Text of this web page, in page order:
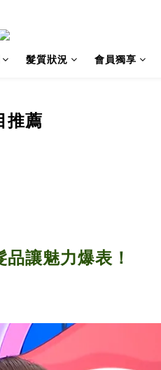
髮質狀況 會員獨享
推薦
讓魅力爆表！